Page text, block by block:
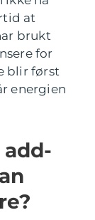
at
brukt
for
blir først
energien